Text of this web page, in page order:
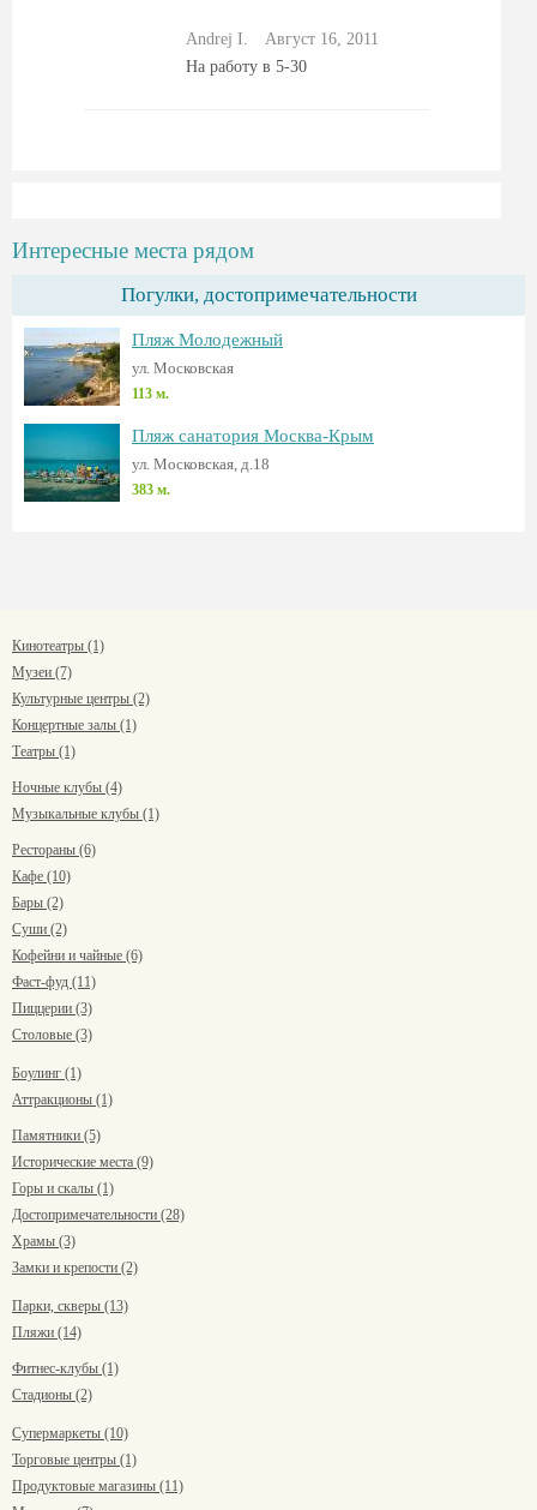
Andrej I.
Август 16, 2011
На работу в 5-30
Интересные места рядом
Погулки, достопримечательности
Пляж Молодежный
ул. Московская
113 м.
Пляж санатория Москва-Крым
ул. Московская, д.18
383 м.
Кинотеатры (1)
Музеи (7)
Культурные центры (2)
Концертные залы (1)
Театры (1)
Ночные клубы (4)
Музыкальные клубы (1)
Рестораны (6)
Кафе (10)
Бары (2)
Суши (2)
Кофейни и чайные (6)
Фаст-фуд (11)
Пиццерии (3)
Столовые (3)
Боулинг (1)
Аттракционы (1)
Памятники (5)
Исторические места (9)
Горы и скалы (1)
Достопримечательности (28)
Храмы (3)
Замки и крепости (2)
Парки, скверы (13)
Пляжи (14)
Фитнес-клубы (1)
Стадионы (2)
Супермаркеты (10)
Торговые центры (1)
Продуктовые магазины (11)